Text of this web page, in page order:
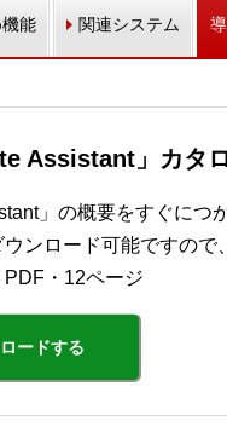
能 関連システム
Assistant」カタ
」の概要をすぐに
ンロード可能ですので
・12ページ
ードする